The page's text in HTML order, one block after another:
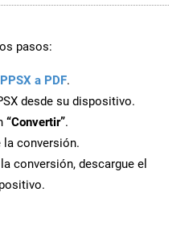
pasos:
PPSX a PDF.
desde su dispositivo.
“Convertir”.
la conversión.
conversión, descargue el